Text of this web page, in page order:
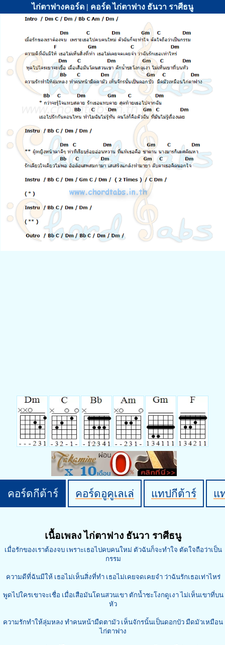
ไก่ตาฟางคอร์ด | คอร์ด ไก่ตาฟาง ธันวา ราศีธนู
คอร์ดกีต้าร์ คอร์ดอูคูเลเล่ แทปกีต้าร์ แ
เนื้อเพลง ไก่ตาฟาง ธันวา ราศีธนู
เมื่อรักของเราต้องจบ เพราะเธอไปคบคนใหม่ ตัวฉันก็จะทำใจ ตัดใจถือว่าเป็น
กรรม
ความดีที่ฉันมีให้ เธอไม่เห็นสิ่งที่ทำ เธอไม่เคยจดเคยจำ ว่าฉันรักเธอเท่าไหร่
พูดไปใครเขาจะเชื่อ เมื่อเสือมันโดนสวนเขา ตักน้ำชะโงกดูเงา ไม่เห็นเขาที่บน
หัว
ความรักทำให้ลุ่มหลง ทำคนหน้ามืดตามัว เห็นจักรนั้นเป็นดอกบัว มืดมัวเหมือน
ไก่ตาฟาง